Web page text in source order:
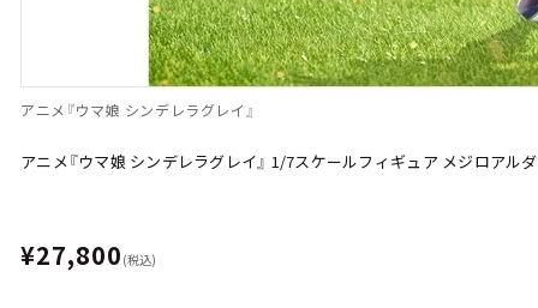
アニメ『ウマ娘 シンデレラグレイ』
アニメ『ウマ娘 シンデレラグレイ』 1/7スケールフィギュア メジロアル
¥27,800 (税込)